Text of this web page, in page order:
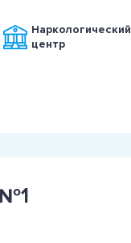
Наркологический
центр